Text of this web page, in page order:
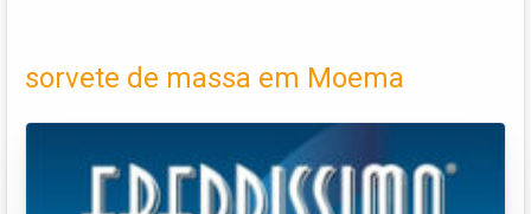
sorvete de massa em Moema